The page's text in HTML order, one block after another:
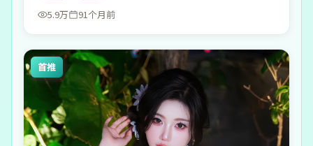
5.9万
91个月前
首推